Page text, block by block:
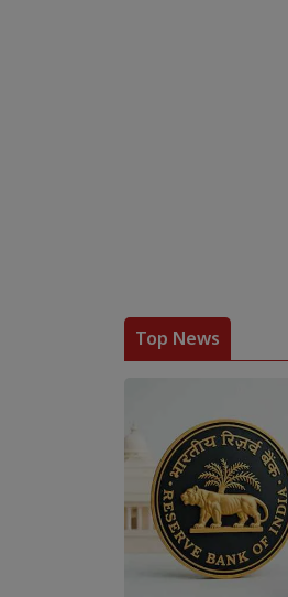
Top News